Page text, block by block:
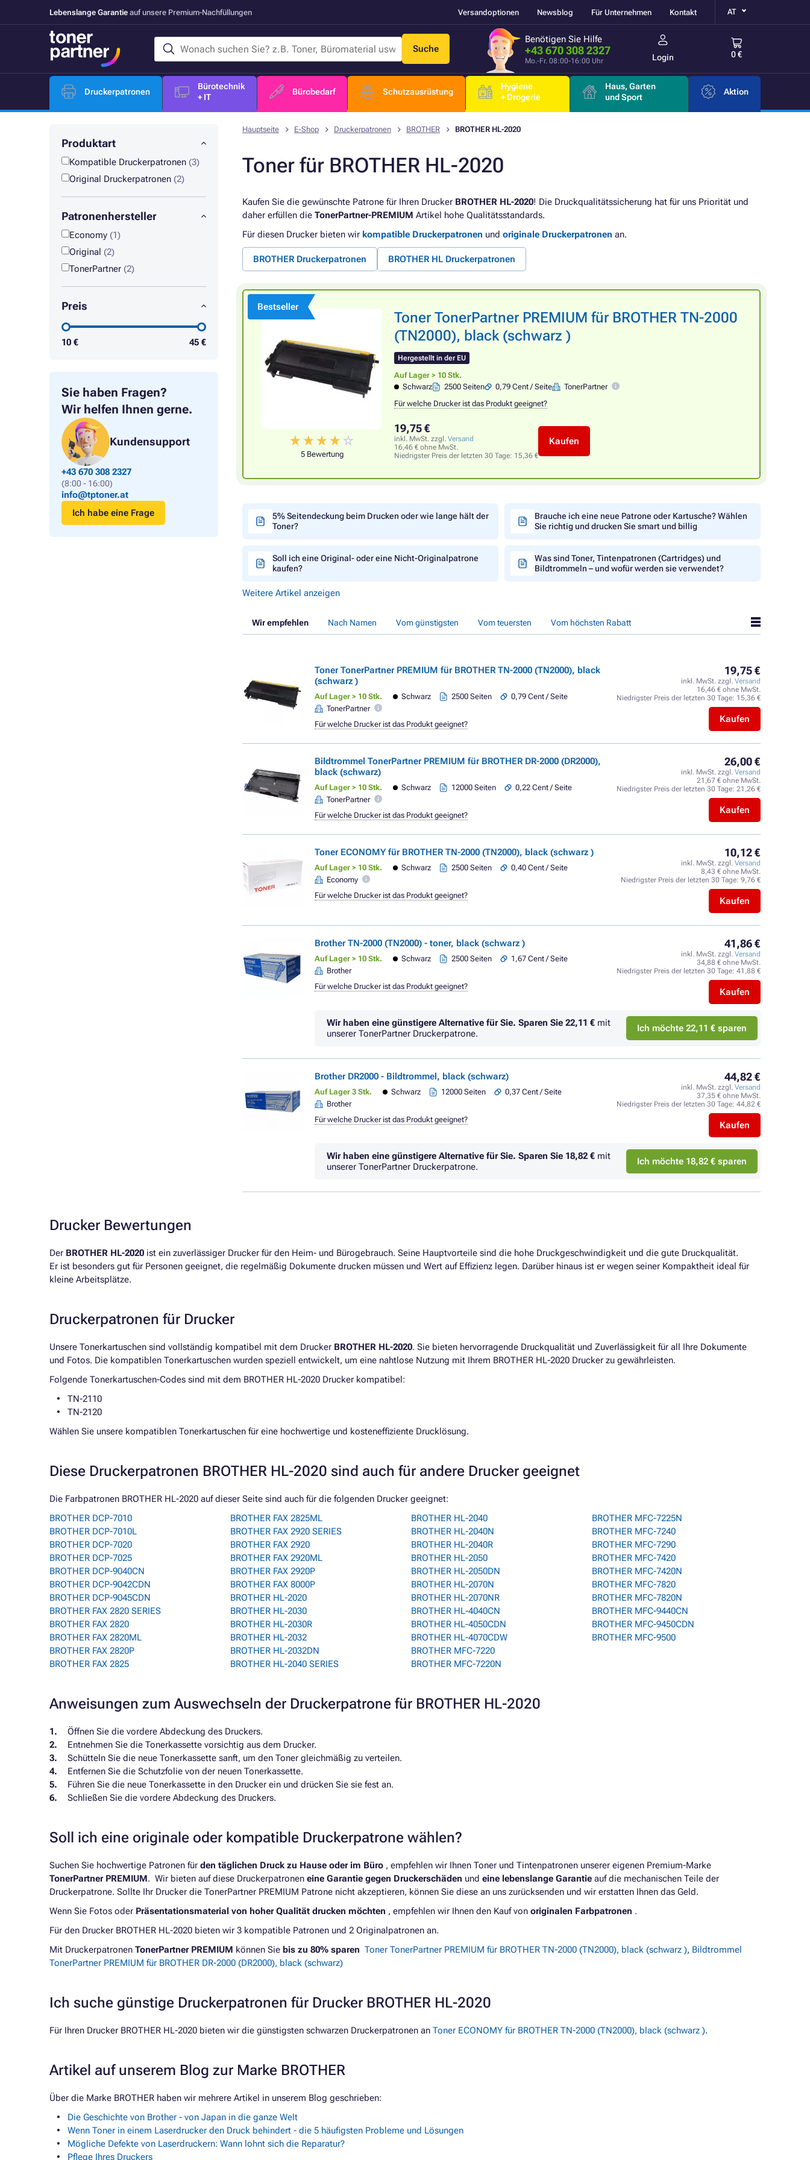
Lebenslange Garantie auf unsere Premium-Nachfüllungen Versandoptionen Newsblog Für Unternehmen Kontakt AT
Suche
Benötigen Sie Hilfe
+43 670 308 2327
Mo.-Fr. 08:00-16:00 Uhr Login 0 €
Druckerpatronen
Bürotechnik
+ IT
Bürobedarf Schutzausrüstung
Hygiene
+ Drogerie
Haus, Garten
und Sport
Aktion
Produktart
Kompatible Druckerpatronen (3)
Original Druckerpatronen (2)
Patronenhersteller
Economy (1)
Original (2)
TonerPartner (2)
Preis
10 € 45 €
Sie haben Fragen?
Wir helfen Ihnen gerne.
Kundensupport
+43 670 308 2327
(8:00 - 16:00)
info@tptoner.at
Ich habe eine Frage
Hauptseite E-Shop Druckerpatronen BROTHER BROTHER HL-2020
Toner für BROTHER HL-2020
Kaufen Sie die gewünschte Patrone für Ihren Drucker BROTHER HL-2020! Die Druckqualitätssicherung hat für uns Priorität und
daher erfüllen die TonerPartner-PREMIUM Artikel hohe Qualitätsstandards.
Für diesen Drucker bieten wir kompatible Druckerpatronen und originale Druckerpatronen an.
BROTHER Druckerpatronen BROTHER HL Druckerpatronen
Bestseller
5 Bewertung
Toner TonerPartner PREMIUM für BROTHER TN-2000
(TN2000), black (schwarz )
Hergestellt in der EU
Auf Lager > 10 Stk.
Schwarz
2500 Seiten 0,79 Cent / Seite
TonerPartner
Für welche Drucker ist das Produkt geeignet?
19,75 €
inkl. MwSt. zzgl. Versand
16,46 € ohne MwSt.
Niedrigster Preis der letzten 30 Tage: 15,36 €
Kaufen
5% Seitendeckung beim Drucken oder wie lange hält der
Toner?
Brauche ich eine neue Patrone oder Kartusche? Wählen
Sie richtig und drucken Sie smart und billig
Soll ich eine Original- oder eine Nicht-Originalpatrone
kaufen?
Was sind Toner, Tintenpatronen (Cartridges) und
Bildtrommeln – und wofür werden sie verwendet?
Weitere Artikel anzeigen
Wir empfehlen Nach Namen Vom günstigsten Vom teuersten Vom höchsten Rabatt
Toner TonerPartner PREMIUM für BROTHER TN-2000 (TN2000), black
(schwarz )
Auf Lager > 10 Stk. Schwarz 2500 Seiten
0,79 Cent / Seite
TonerPartner
19,75 €
inkl. MwSt. zzgl. Versand
16,46 € ohne MwSt.
Niedrigster Preis der letzten 30 Tage: 15,36 €
Kaufen
Für welche Drucker ist das Produkt geeignet?
Bildtrommel TonerPartner PREMIUM für BROTHER DR-2000 (DR2000),
black (schwarz)
Auf Lager > 10 Stk. Schwarz 12000 Seiten
0,22 Cent / Seite
TonerPartner
26,00 €
inkl. MwSt. zzgl. Versand
21,67 € ohne MwSt.
Niedrigster Preis der letzten 30 Tage: 21,26 €
Kaufen
Für welche Drucker ist das Produkt geeignet?
Toner ECONOMY für BROTHER TN-2000 (TN2000), black (schwarz )
Auf Lager > 10 Stk. Schwarz 2500 Seiten
0,40 Cent / Seite
Economy
10,12 €
inkl. MwSt. zzgl. Versand
8,43 € ohne MwSt.
Niedrigster Preis der letzten 30 Tage: 9,76 €
Kaufen
Für welche Drucker ist das Produkt geeignet?
Brother TN-2000 (TN2000) - toner, black (schwarz )
Auf Lager > 10 Stk. Schwarz 2500 Seiten
1,67 Cent / Seite
Brother
41,86 €
inkl. MwSt. zzgl. Versand
34,88 € ohne MwSt.
Niedrigster Preis der letzten 30 Tage: 41,88 €
Kaufen
Für welche Drucker ist das Produkt geeignet?
Wir haben eine günstigere Alternative für Sie. Sparen Sie 22,11 € mit
unserer TonerPartner Druckerpatrone.
Ich möchte 22,11 € sparen
Brother DR2000 - Bildtrommel, black (schwarz)
Auf Lager 3 Stk. Schwarz 12000 Seiten
0,37 Cent / Seite
Brother
44,82 €
inkl. MwSt. zzgl. Versand
37,35 € ohne MwSt.
Niedrigster Preis der letzten 30 Tage: 44,82 €
Kaufen
Für welche Drucker ist das Produkt geeignet?
Wir haben eine günstigere Alternative für Sie. Sparen Sie 18,82 € mit
unserer TonerPartner Druckerpatrone.
Ich möchte 18,82 € sparen
Drucker Bewertungen
Der BROTHER HL-2020 ist ein zuverlässiger Drucker für den Heim- und Bürogebrauch. Seine Hauptvorteile sind die hohe Druckgeschwindigkeit und die gute Druckqualität.
Er ist besonders gut für Personen geeignet, die regelmäßig Dokumente drucken müssen und Wert auf Effizienz legen. Darüber hinaus ist er wegen seiner Kompaktheit ideal für
kleine Arbeitsplätze.
Druckerpatronen für Drucker
Unsere Tonerkartuschen sind vollständig kompatibel mit dem Drucker BROTHER HL-2020. Sie bieten hervorragende Druckqualität und Zuverlässigkeit für all Ihre Dokumente
und Fotos. Die kompatiblen Tonerkartuschen wurden speziell entwickelt, um eine nahtlose Nutzung mit Ihrem BROTHER HL-2020 Drucker zu gewährleisten.
Folgende Tonerkartuschen-Codes sind mit dem BROTHER HL-2020 Drucker kompatibel:
TN-2110
TN-2120
Wählen Sie unsere kompatiblen Tonerkartuschen für eine hochwertige und kosteneffiziente Drucklösung.
Diese Druckerpatronen BROTHER HL-2020 sind auch für andere Drucker geeignet
Die Farbpatronen BROTHER HL-2020 auf dieser Seite sind auch für die folgenden Drucker geeignet:
BROTHER DCP-7010
BROTHER DCP-7010L
BROTHER DCP-7020
BROTHER DCP-7025
BROTHER DCP-9040CN
BROTHER DCP-9042CDN
BROTHER DCP-9045CDN
BROTHER FAX 2820 SERIES
BROTHER FAX 2820
BROTHER FAX 2820ML
BROTHER FAX 2820P
BROTHER FAX 2825
BROTHER FAX 2825ML
BROTHER FAX 2920 SERIES
BROTHER FAX 2920
BROTHER FAX 2920ML
BROTHER FAX 2920P
BROTHER FAX 8000P
BROTHER HL-2020
BROTHER HL-2030
BROTHER HL-2030R
BROTHER HL-2032
BROTHER HL-2032DN
BROTHER HL-2040 SERIES
BROTHER HL-2040
BROTHER HL-2040N
BROTHER HL-2040R
BROTHER HL-2050
BROTHER HL-2050DN
BROTHER HL-2070N
BROTHER HL-2070NR
BROTHER HL-4040CN
BROTHER HL-4050CDN
BROTHER HL-4070CDW
BROTHER MFC-7220
BROTHER MFC-7220N
BROTHER MFC-7225N
BROTHER MFC-7240
BROTHER MFC-7290
BROTHER MFC-7420
BROTHER MFC-7420N
BROTHER MFC-7820
BROTHER MFC-7820N
BROTHER MFC-9440CN
BROTHER MFC-9450CDN
BROTHER MFC-9500
Anweisungen zum Auswechseln der Druckerpatrone für BROTHER HL-2020
Öffnen Sie die vordere Abdeckung des Druckers.
Entnehmen Sie die Tonerkassette vorsichtig aus dem Drucker.
Schütteln Sie die neue Tonerkassette sanft, um den Toner gleichmäßig zu verteilen.
Entfernen Sie die Schutzfolie von der neuen Tonerkassette.
Führen Sie die neue Tonerkassette in den Drucker ein und drücken Sie sie fest an.
Schließen Sie die vordere Abdeckung des Druckers.
Soll ich eine originale oder kompatible Druckerpatrone wählen?
Suchen Sie hochwertige Patronen für den täglichen Druck zu Hause oder im Büro , empfehlen wir Ihnen Toner und Tintenpatronen unserer eigenen Premium-Marke
TonerPartner PREMIUM. Wir bieten auf diese Druckerpatronen eine Garantie gegen Druckerschäden und eine lebenslange Garantie auf die mechanischen Teile der
Druckerpatrone. Sollte Ihr Drucker die TonerPartner PREMIUM Patrone nicht akzeptieren, können Sie diese an uns zurücksenden und wir erstatten Ihnen das Geld.
Wenn Sie Fotos oder Präsentationsmaterial von hoher Qualität drucken möchten , empfehlen wir Ihnen den Kauf von originalen Farbpatronen .
Für den Drucker BROTHER HL-2020 bieten wir 3 kompatible Patronen und 2 Originalpatronen an.
Mit Druckerpatronen TonerPartner PREMIUM können Sie bis zu 80% sparen Toner TonerPartner PREMIUM für BROTHER TN-2000 (TN2000), black (schwarz ), Bildtrommel
TonerPartner PREMIUM für BROTHER DR-2000 (DR2000), black (schwarz)
Ich suche günstige Druckerpatronen für Drucker BROTHER HL-2020
Für Ihren Drucker BROTHER HL-2020 bieten wir die günstigsten schwarzen Druckerpatronen an Toner ECONOMY für BROTHER TN-2000 (TN2000), black (schwarz ).
Artikel auf unserem Blog zur Marke BROTHER
Über die Marke BROTHER haben wir mehrere Artikel in unserem Blog geschrieben:
Die Geschichte von Brother - von Japan in die ganze Welt
Wenn Toner in einem Laserdrucker den Druck behindert - die 5 häufigsten Probleme und Lösungen
Mögliche Defekte von Laserdruckern: Wann lohnt sich die Reparatur?
Pflege Ihres Druckers